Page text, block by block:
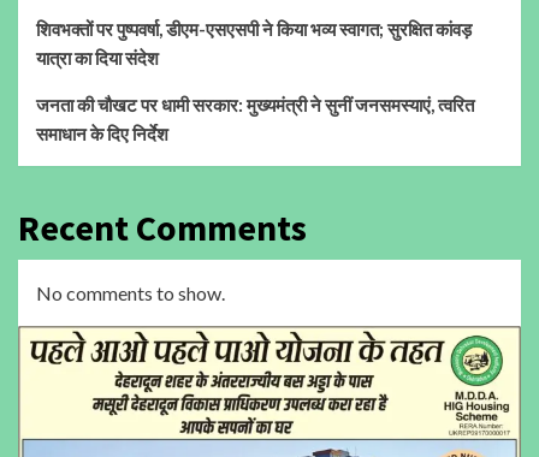
शिवभक्तों पर पुष्पवर्षा, डीएम-एसएसपी ने किया भव्य स्वागत; सुरक्षित कांवड़
यात्रा का दिया संदेश
जनता की चौखट पर धामी सरकार: मुख्यमंत्री ने सुनीं जनसमस्याएं, त्वरित
समाधान के दिए निर्देश
Recent Comments
No comments to show.